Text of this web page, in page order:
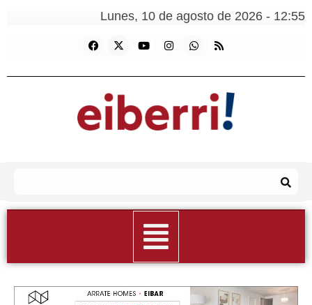
Lunes, 10 de agosto de 2026 - 12:55